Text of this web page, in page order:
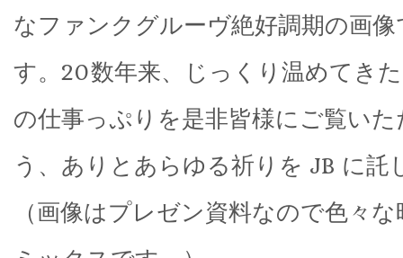
なファンクグルーヴ絶好調期の画
す。20数年来、じっくり温めてき
の仕事っぷりを是非皆様にご覧い
う、ありとあらゆる祈りを JB に託
（画像はプレゼン資料なので色々